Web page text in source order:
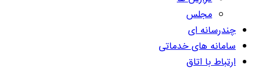
مجلس
چندرسانه ای
سامانه های خدماتی
ارتباط با اتاق